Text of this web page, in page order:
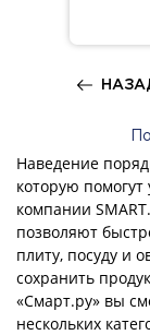
Наведение
которую
компании
позволяют
плиту, посуду и
сохранить
«Смарт.ру» вы
нескольких